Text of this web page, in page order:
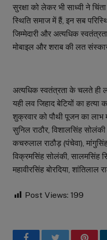
सुरक्षा को लेकर भी साध्वी ने
स्थिति समाज में हैं, इन सब
जिम्मेदारी और अत्यधिक
मोबाइल और शराब की लत
अत्यधिक स्वतंत्रता के चलते ही
यही लव जिहाद बेटियों का
शुक्रवार को पौथी पूजन का लाभ
सुनिल राठौर, विशालसिंह
कचरुलाल राठौड़ (पंचेवा),
विक्रमसिंह सोलंकी, सालमसिंह
महावीरसिंह बोरदिया, शांतिलाल
Post Views: 199